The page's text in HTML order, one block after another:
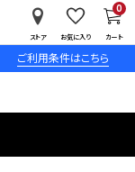
ご利用条件はこちら
ストア お気に入り カート
0